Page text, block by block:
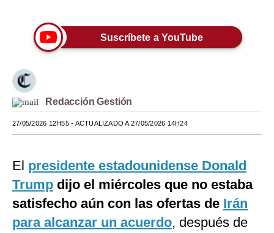
Moda
Mundo
EEUU
México
Internacional
Tecnología
Suscríbete a YouTube
Redacción Gestión
27/05/2026 12H55- ACTUALIZADO A 27/05/2026 14H24
El presidente estadounidense Donald
Trump dijo el miércoles que no estaba
satisfecho aún con las ofertas de Irán
para alcanzar un acuerdo, después de